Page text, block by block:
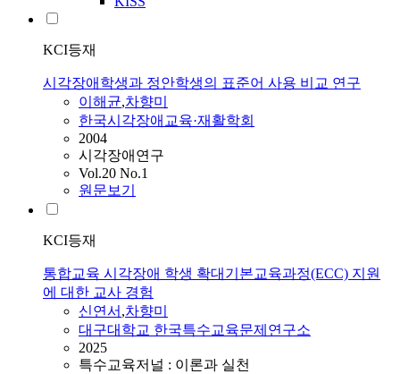
KCI등재
시각장애학생과 정안학생의 표준어 사용 비교 연구
이해균,차향미
한국시각장애교육·재활학회
2004
시각장애연구
Vol.20 No.1
원문보기
KCI등재
통합교육 시각장애 학생 확대기본교육과정(ECC) 지원
에 대한 교사 경험
신연서 ,차향미
대구대학교 한국특수교육문제연구소
2025
특수교육저널 : 이론과 실천